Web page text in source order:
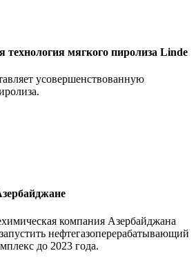
технология мягкого пиролиза Linde
усовершенствованную
компания Азербайджана
нефтегазоперерабатывающий
до 2023 года.